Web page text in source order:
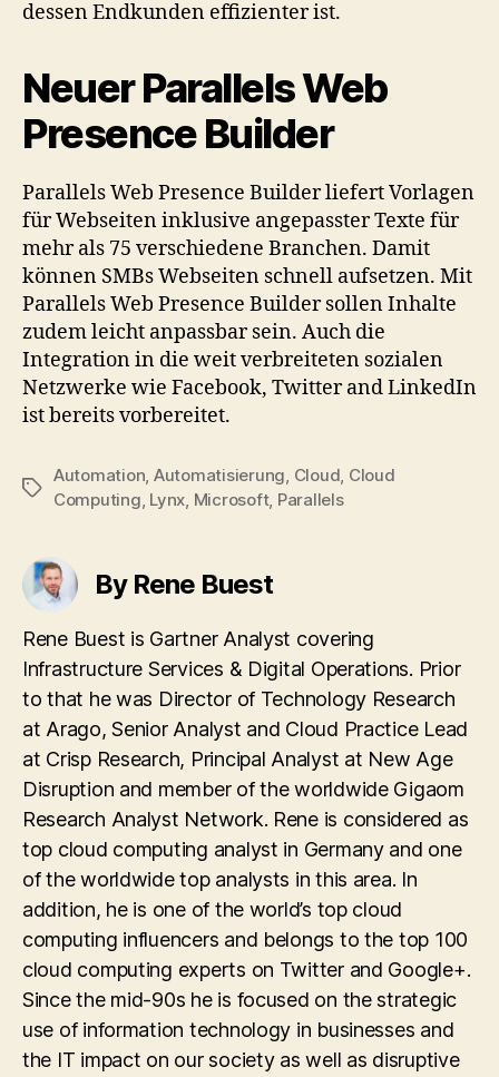
dessen Endkunden effizienter ist.
Neuer Parallels Web
Presence Builder
Parallels Web Presence Builder liefert Vorlagen
für Webseiten inklusive angepasster Texte für
mehr als 75 verschiedene Branchen. Damit
können SMBs Webseiten schnell aufsetzen. Mit
Parallels Web Presence Builder sollen Inhalte
zudem leicht anpassbar sein. Auch die
Integration in die weit verbreiteten sozialen
Netzwerke wie Facebook, Twitter and LinkedIn
ist bereits vorbereitet.
Tags
Automation, Automatisierung, Cloud, Cloud
Computing, Lynx, Microsoft, Parallels
By Rene Buest
Rene Buest is Gartner Analyst covering
Infrastructure Services & Digital Operations. Prior
to that he was Director of Technology Research
at Arago, Senior Analyst and Cloud Practice Lead
at Crisp Research, Principal Analyst at New Age
Disruption and member of the worldwide Gigaom
Research Analyst Network. Rene is considered as
top cloud computing analyst in Germany and one
of the worldwide top analysts in this area. In
addition, he is one of the world’s top cloud
computing influencers and belongs to the top 100
cloud computing experts on Twitter and Google+.
Since the mid-90s he is focused on the strategic
use of information technology in businesses and
the IT impact on our society as well as disruptive